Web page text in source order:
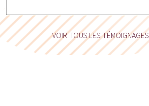
VOIR TOUS LES TÉMOIGNAGES